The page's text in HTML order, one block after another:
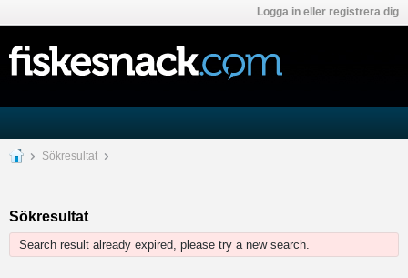
Logga in eller registrera dig
Sökresultat
Sökresultat
Search result already expired, please try a new search.